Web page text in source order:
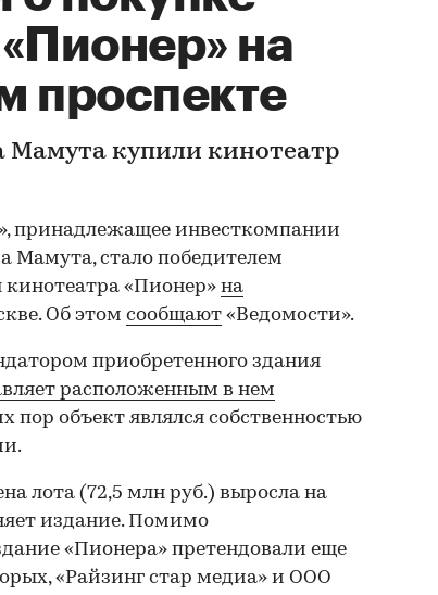
на
проспекте
Мамута купили кинотеатр
принадлежащее инвесткомпании
Мамута, стало победителем
«Пионер» на
Об этом сообщают «Ведомости».
приобретенного здания
расположенным в нем
пор объект являлся собственностью
лота (72,5 млн руб.) выросла на
издание. Помимо
«Пионера» претендовали еще
«Райзинг стар медиа» и ООО